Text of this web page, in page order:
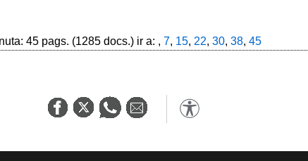
45 pags. (1285 docs.) ir a: , 7, 15, 22, 30, 38, 45